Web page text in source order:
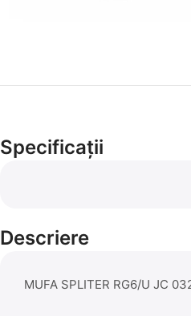
Specificații
Descriere
MUFA SPLITER RG6/U JC